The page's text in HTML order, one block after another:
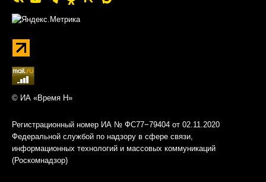
© ИА «Время Н»
Регистрационный номер ИА № ФС77−79404 от 02.11.2020
Федеральной службой по надзору в сфере связи,
информационных технологий и массовых коммуникаций
(Роскомнадзор)